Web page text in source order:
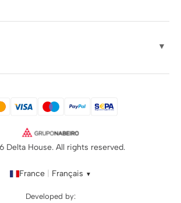
▼
Delta House. All rights reserved.
France Français ▼
Developed by: